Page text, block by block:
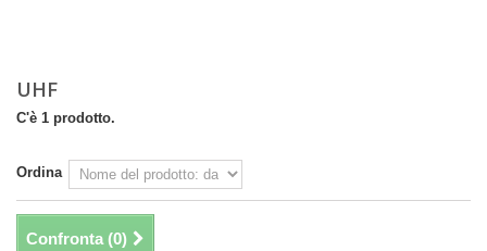
UHF
C'è 1 prodotto.
Ordina
Confronta (0)